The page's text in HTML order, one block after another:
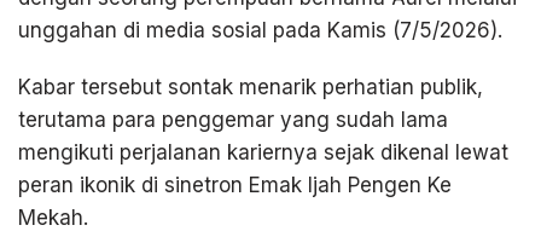
unggahan di media sosial pada Kamis (7/5/2026).
Kabar tersebut sontak menarik perhatian publik,
terutama para penggemar yang sudah lama
mengikuti perjalanan kariernya sejak dikenal lewat
peran ikonik di sinetron Emak Ijah Pengen Ke
Mekah.